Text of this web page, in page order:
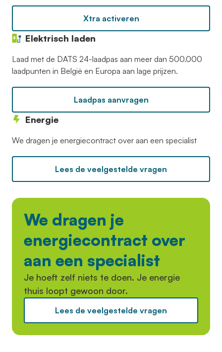
Xtra activeren
Elektrisch laden
Laad met de DATS 24-laadpas aan meer dan 500.000
laadpunten in België en Europa aan lage prijzen.
Laadpas aanvragen
Energie
We dragen je energiecontract over aan een specialist
Lees de veelgestelde vragen
We dragen je
energiecontract over
aan een specialist
Je hoeft zelf niets te doen. Je energie
thuis loopt gewoon door.
Lees de veelgestelde vragen